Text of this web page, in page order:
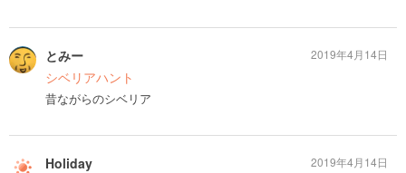
とみー
シベリアハント
昔ながらのシベリア
2019年4月14日
Holiday 2019年4月14日